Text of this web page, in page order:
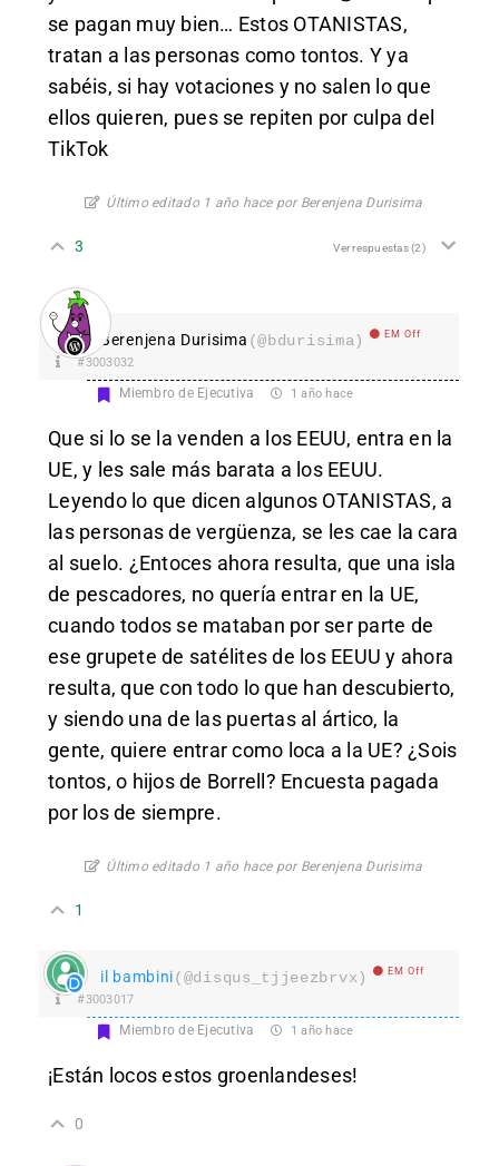
se pagan muy bien… Estos OTANISTAS,
tratan a las personas como tontos. Y ya
sabéis, si hay votaciones y no salen lo que
ellos quieren, pues se repiten por culpa del
TikTok
Último editado 1 año hace por Berenjena Durisima
3 Ver respuestas(2)
Berenjena Durisima (@bdurisima) EM Off
#3003032
Miembro de Ejecutiva 1 año hace
Que si lo se la venden a los EEUU, entra en la
UE, y les sale más barata a los EEUU.
Leyendo lo que dicen algunos OTANISTAS, a
las personas de vergüenza, se les cae la cara
al suelo. ¿Entoces ahora resulta, que una isla
de pescadores, no quería entrar en la UE,
cuando todos se mataban por ser parte de
ese grupete de satélites de los EEUU y ahora
resulta, que con todo lo que han descubierto,
y siendo una de las puertas al ártico, la
gente, quiere entrar como loca a la UE? ¿Sois
tontos, o hijos de Borrell? Encuesta pagada
por los de siempre.
Último editado 1 año hace por Berenjena Durisima
1
il bambini(@disqus_tjjeezbrvx) EM Off
#3003017
Miembro de Ejecutiva 1 año hace
¡Están locos estos groenlandeses!
0